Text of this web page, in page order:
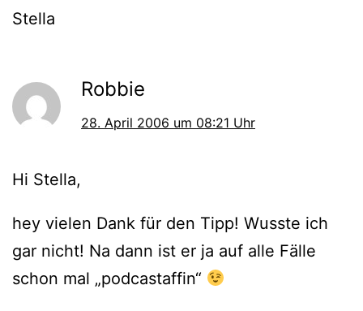
Stella
Robbie
28. April 2006 um 08:21 Uhr
Hi Stella,
hey vielen Dank für den Tipp! Wusste ich
gar nicht! Na dann ist er ja auf alle Fälle
schon mal „podcastaffin“